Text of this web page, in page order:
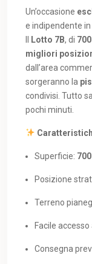
Un’occasione
e indipendente in
Lotto 7B, di
migliori
dall’area
sorgeranno la
condivisi. Tutto
pochi minuti.
Superficie:
Posizione
Terreno
Facile
Consegna